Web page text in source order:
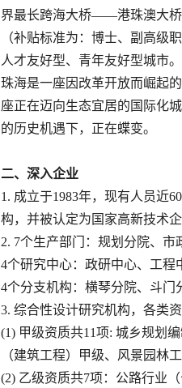
界最长跨海大桥——港珠澳大桥
（补贴标准为：博士、副高级
人才友好型、青年友好型城市。
珠海是一座因改革开放而崛起
座正在迈向生态宜居的国际化
的历史机遇下，正在蝶变。
二、深入企业
1. 成立于1983年，现有人员近
构，并被认定为国家高新技术
2. 7个生产部门：规划分院、市
4个研究中心：政研中心、工程
4个分支机构：横琴分院、斗门
3. 综合性设计研究机构，各类资
(1) 甲级资质共11项: 城乡规划
（建筑工程）甲级、风景园林
(2) 乙级资质共7项：公路行业